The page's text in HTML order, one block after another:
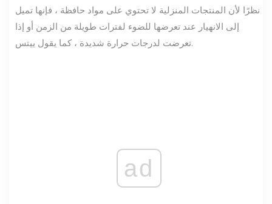
نظرًا لأن المنتجات المنزلية لا تحتوي على مواد حافظة ، فإنها تميل
إلى الانهيار عند تعرضها للضوء لفترات طويلة من الزمن أو إذا
تعرضت لدرجات حرارة شديدة ، كما يقول ييتس.
ad